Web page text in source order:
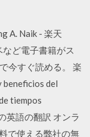
A. Naik - 楽天
ど電子書籍がス
今すぐ読める。 楽
del
tiempos
英語の翻訳 オンラ
で使える弊社の無